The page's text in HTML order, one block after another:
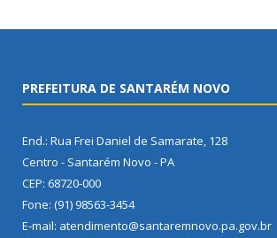
PREFEITURA DE SANTARÉM NOVO
End.: Rua Frei Daniel de Samarate, 128
Centro - Santarém Novo - PA
CEP: 68720-000
Fone: (91) 98563-3454
E-mail: atendimento@santaremnovo.pa.gov.br